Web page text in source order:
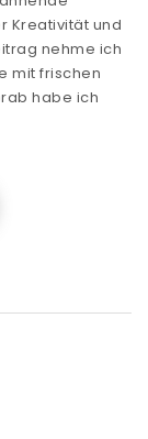
Kreativität und
nehme ich
mit frischen
habe ich